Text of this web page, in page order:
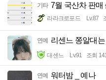
기타 7월 국산차 판매
라라크로포드 Lv.87
연예 리센느 쫑알대는
대센느 Lv.91 조회
연예 워터밤 _ 예나